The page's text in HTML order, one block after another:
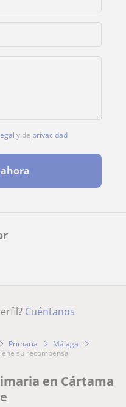
y de privacidad
Cuéntanos
Primaria
Málaga
su recompensa
en Cártama